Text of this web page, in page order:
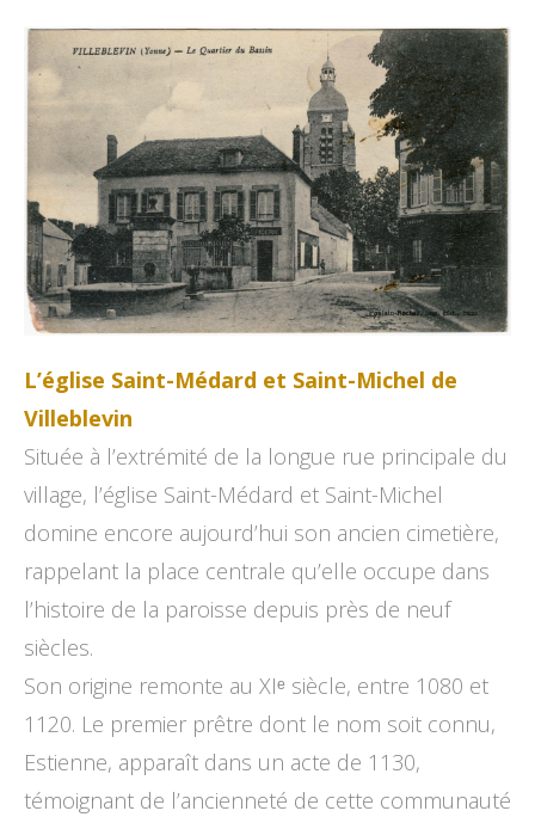
L’église Saint-Médard et Saint-Michel de
Villeblevin
Située à l’extrémité de la longue rue principale du
village, l’église Saint-Médard et Saint-Michel
domine encore aujourd’hui son ancien cimetière,
rappelant la place centrale qu’elle occupe dans
l’histoire de la paroisse depuis près de neuf
siècles.
Son origine remonte au XIᵉ siècle, entre 1080 et
1120. Le premier prêtre dont le nom soit connu,
Estienne, apparaît dans un acte de 1130,
témoignant de l’ancienneté de cette communauté